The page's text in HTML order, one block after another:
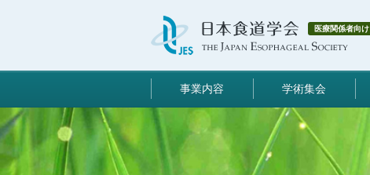
医療関係者向け
事業内容 学術集会